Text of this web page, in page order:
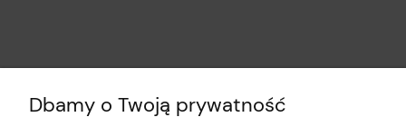
Dbamy o Twoją prywatność